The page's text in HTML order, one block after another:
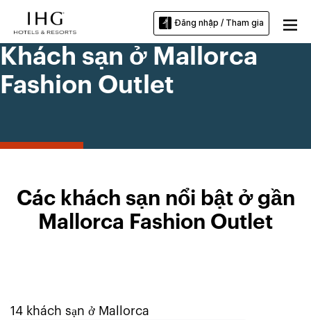
Đăng nhập / Tham gia
Khách sạn ở Mallorca
Fashion Outlet
Các khách sạn nổi bật ở gần
Mallorca Fashion Outlet
14 khách sạn ở Mallorca